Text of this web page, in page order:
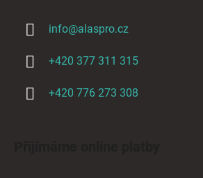
info@alaspro.cz
+420 377 311 315
+420 776 273 308